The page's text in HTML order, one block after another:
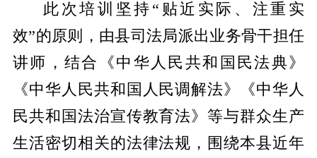
此次培训坚持“贴近实际、注重实
效”的原则，由县司法局派出业务骨干担任
讲师，结合《中华人民共和国民法典》
《中华人民共和国人民调解法》《中华人
民共和国法治宣传教育法》等与群众生产
生活密切相关的法律法规，围绕本县近年